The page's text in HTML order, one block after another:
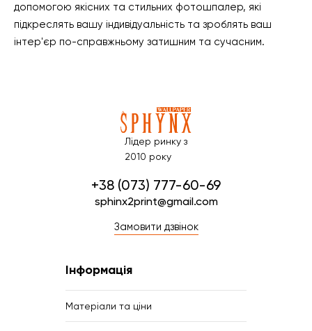
допомогою якісних та стильних фотошпалер, які
підкреслять вашу індивідуальність та зроблять ваш
інтер'єр по-справжньому затишним та сучасним.
Лідер ринку з
2010 року
+38 (073) 777-60-69
sphinx2print@gmail.com
Замовити дзвінок
Інформація
Матеріали та ціни